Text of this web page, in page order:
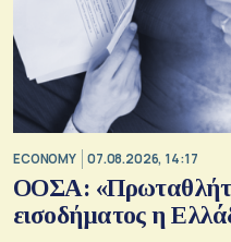
ECONOMY 07.08.2026, 14:17
ΟΟΣΑ:
εισοδήματος η